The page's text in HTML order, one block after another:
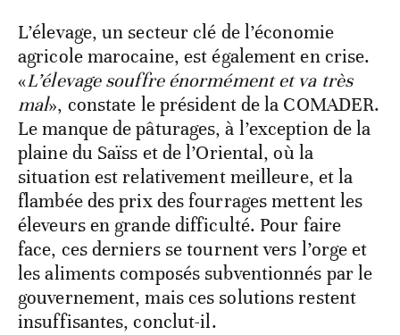
L’élevage, un secteur clé de l’économie
agricole marocaine, est également en crise.
«L’élevage souffre énormément et va très
mal», constate le président de la COMADER.
Le manque de pâturages, à l’exception de la
plaine du Saïss et de l’Oriental, où la
situation est relativement meilleure, et la
flambée des prix des fourrages mettent les
éleveurs en grande difficulté. Pour faire
face, ces derniers se tournent vers l’orge et
les aliments composés subventionnés par le
gouvernement, mais ces solutions restent
insuffisantes, conclut-il.